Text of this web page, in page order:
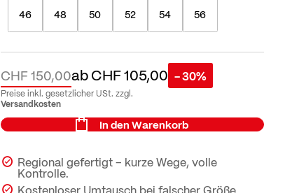
46 48 50 52 54 56
abCHF 105,00
CHF 150,00 - 30%
Preise inkl. gesetzlicher USt. zzgl.
Versandkosten
In den Warenkorb
Regional gefertigt – kurze Wege, volle
Kontrolle.